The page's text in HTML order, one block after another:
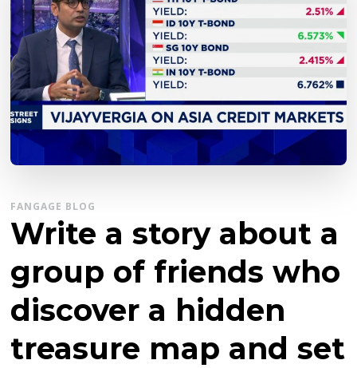
FANGAGE BLOG
Write a story about a
group of friends who
discover a hidden
treasure map and set